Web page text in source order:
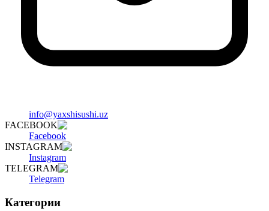
info@yaxshisushi.uz
FACEBOOK
Facebook
INSTAGRAM
Instagram
TELEGRAM
Telegram
Категории